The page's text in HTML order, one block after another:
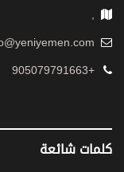
,
+905079791663
كلمات شائعة